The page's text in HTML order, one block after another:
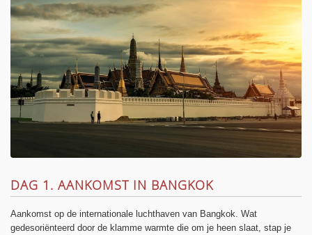
DAG 1. AANKOMST IN BANGKOK
Aankomst op de internationale luchthaven van Bangkok. Wat
gedesoriënteerd door de klamme warmte die om je heen slaat, stap je